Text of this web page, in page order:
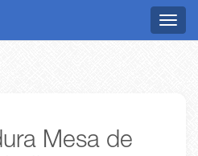
Menu
Mesa de